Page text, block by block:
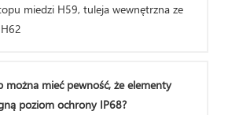
miedzi H59, tuleja wewnętrzna ze
można mieć pewność, że elementy
poziom ochrony IP68?